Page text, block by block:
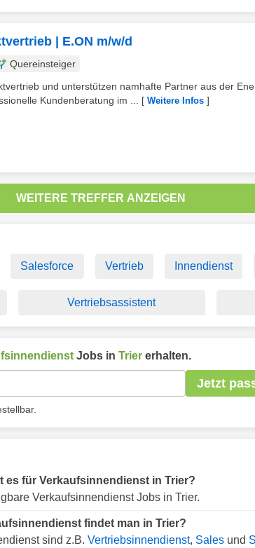
| E.ON m/w/d
Quereinsteiger
und unterstützen namhafte Partner aus der
Kundenberatung im ...
[ Weitere Infos ]
WEITERE TREFFER ANZEIGEN
Salesforce Vertrieb Innendienst
Vertriebsassistent
Jobs in Trier erhalten.
Jetzt
es für Verkaufsinnendienst in Trier?
Verkaufsinnendienst Jobs in Trier.
findet man in Trier?
sind z.B. Vertriebsinnendienst, Sales und